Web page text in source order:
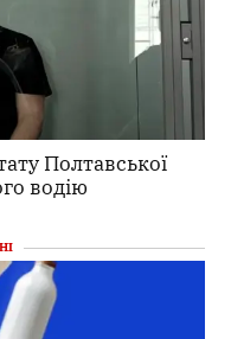
Полтавської
водію